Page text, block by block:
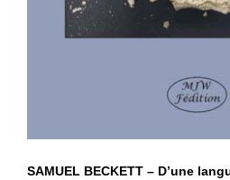
SAMUEL BECKETT – D’une